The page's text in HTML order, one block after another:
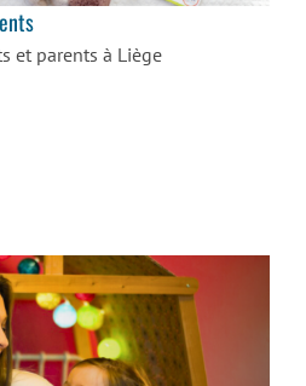
et parents à Liège